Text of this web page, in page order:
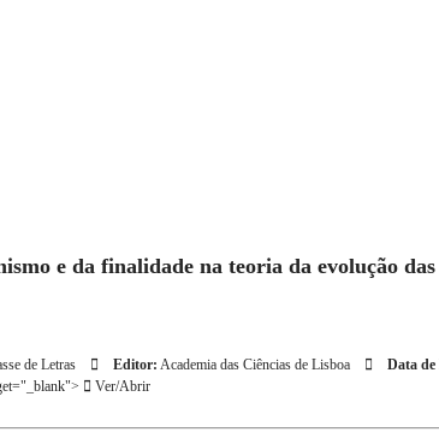
e da finalidade na teoria da evolução
de Letras Editor: Academia das Ciências de Lisboa Data de
Ver/Abrir